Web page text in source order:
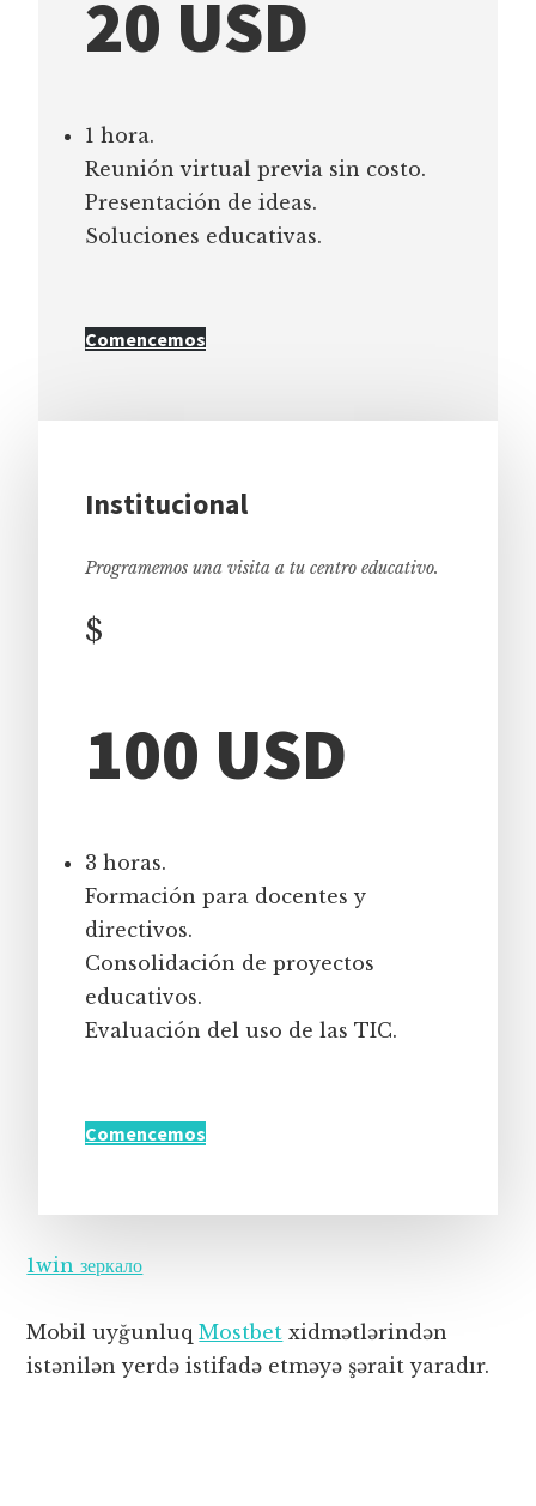
20 USD
1 hora.
Reunión virtual previa sin costo.
Presentación de ideas.
Soluciones educativas.
Comencemos
Institucional
Programemos una visita a tu centro educativo.
$
100 USD
3 horas.
Formación para docentes y
directivos.
Consolidación de proyectos
educativos.
Evaluación del uso de las TIC.
Comencemos
1win зеркало
Mobil uyğunluqMostbet xidmətlərindən
istənilən yerdə istifadə etməyə şərait yaradır.